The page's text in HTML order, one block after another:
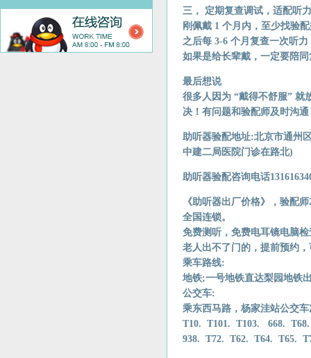
三， 定期复查调试，适配听
刚佩戴 1 个月内，至少找验
之后每 3-6 个月复查一次听
如果是给长辈戴，一定要陪
最后想说
很多人因为 “戴得不舒服” 就
决！有问题和验配师及时沟
助听器验配地址:北京市通州
中建二局医院门诊在路北)
助听器验配咨询电话
《助听器出厂价格》，验配
全国连锁。
免费测听，免费电耳镜电脑
老人出不了门的，提前预约
乘车路线:
地铁;一号地铁直达梨园地铁
公交车:
乘东西马路，杨家洼站公交
T10. T101. T103. 668.
938. T72. T62. T64. T65.